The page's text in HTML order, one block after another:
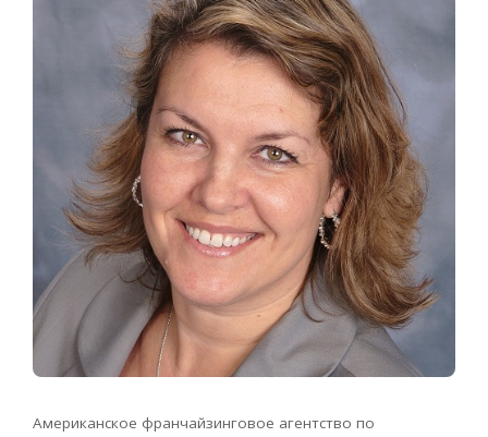
Американское франчайзинговое агентство по